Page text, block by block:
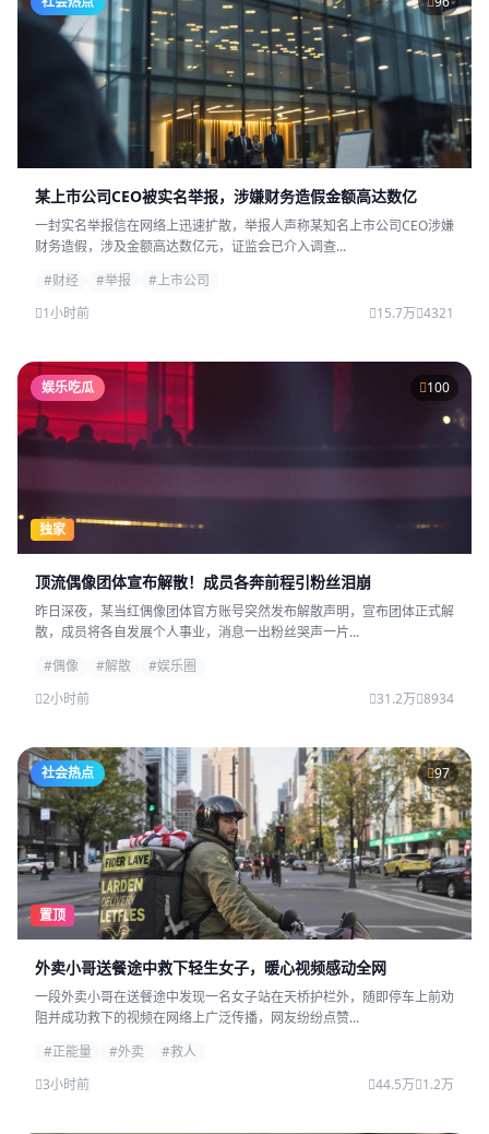
某上市公司CEO被实名举报，涉嫌财务造假金额高达数亿
一封实名举报信在网络上迅速扩散，举报人声称某知名上市公司CEO涉嫌
财务造假，涉及金额高达数亿元，证监会已介入调查...
#财经
#举报
#上市公司
1小时前
15.7万 4321
娱乐吃瓜 100
独家
顶流偶像团体宣布解散！成员各奔前程引粉丝泪崩
昨日深夜，某当红偶像团体官方账号突然发布解散声明，宣布团体正式解
散，成员将各自发展个人事业，消息一出粉丝哭声一片...
#偶像
#解散
#娱乐圈
2小时前
31.2万 8934
社会热点 97
置顶
外卖小哥送餐途中救下轻生女子，暖心视频感动全网
一段外卖小哥在送餐途中发现一名女子站在天桥护栏外，随即停车上前劝
阻并成功救下的视频在网络上广泛传播，网友纷纷点赞...
#正能量
#外卖
#救人
3小时前
44.5万 1.2万